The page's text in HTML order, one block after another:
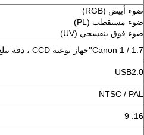
ضوء أبيض (RGB)
ضوء مستقطب (PL)
ضوء فوق بنفسجي (UV)
Canon 1 / 1.7''جهاز توعية CCD ، دقة تبلغ 4000x3000 بيكسل
USB2.0
NTSC / PAL
16: 9